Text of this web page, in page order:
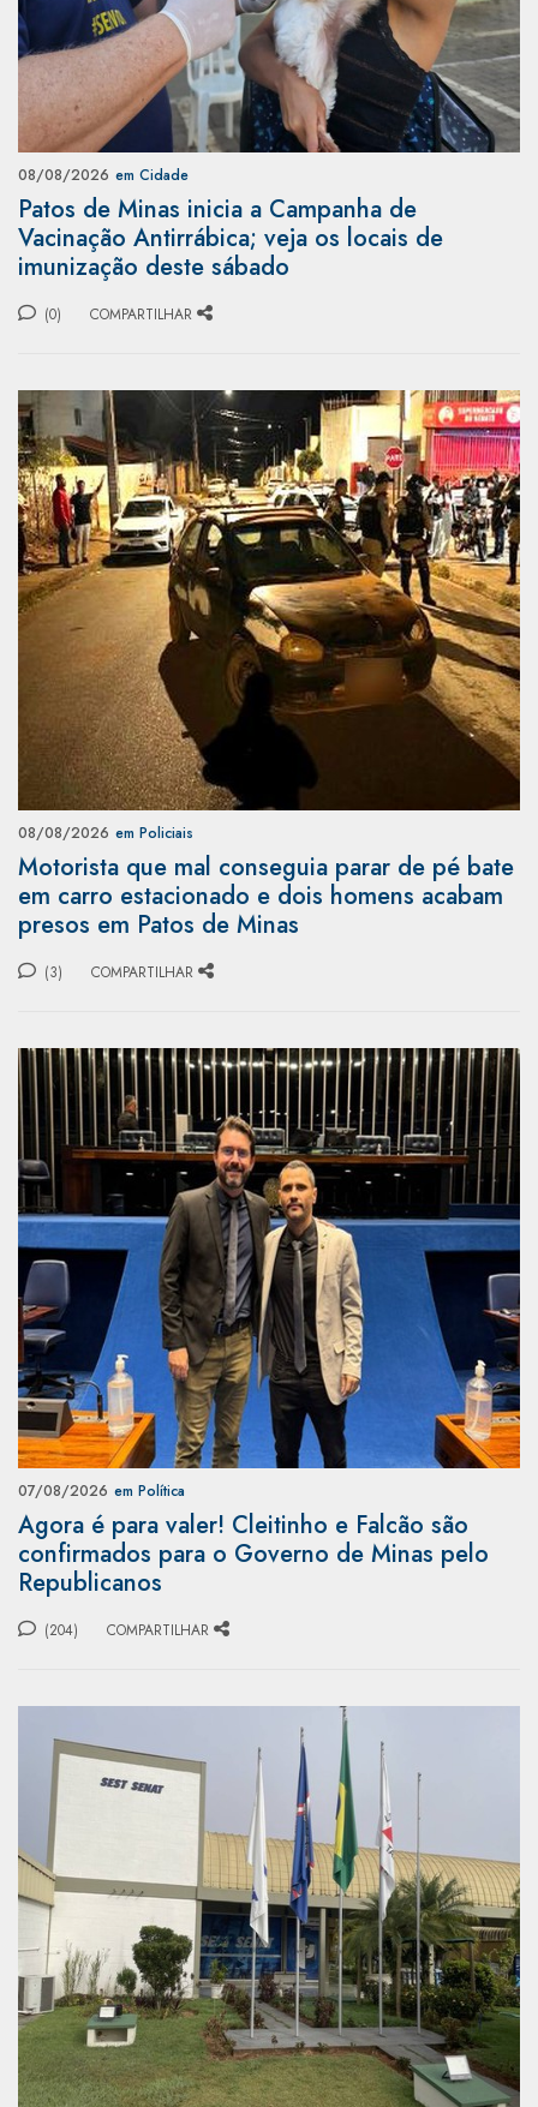
08/08/2026 em Cidade
Patos de Minas inicia a Campanha de
Vacinação Antirrábica; veja os locais de
imunização deste sábado
(0) COMPARTILHAR
08/08/2026 em Policiais
Motorista que mal conseguia parar de pé bate
em carro estacionado e dois homens acabam
presos em Patos de Minas
(3) COMPARTILHAR
07/08/2026 em Política
Agora é para valer! Cleitinho e Falcão são
confirmados para o Governo de Minas pelo
Republicanos
(204) COMPARTILHAR